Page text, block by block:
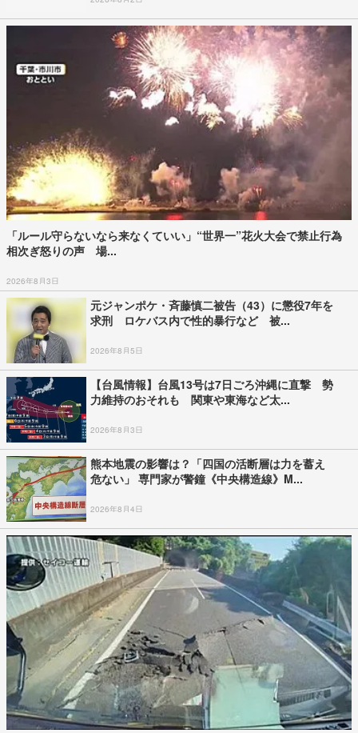
「ルール守らないなら来なくていい」“世界一”花火大会で禁止行為
相次ぎ怒りの声 場...
2026年8月3日
元ジャンポケ・斉藤慎二被告（43）に懲役7年を
求刑 ロケバス内で性的暴行など 被...
2026年8月5日
【台風情報】台風13号は7日ごろ沖縄に直撃 勢
力維持のおそれも 関東や東海など太...
2026年8月3日
熊本地震の影響は？「四国の活断層は力を蓄え
危ない」 専門家が警鐘《中央構造線》M...
2026年8月4日